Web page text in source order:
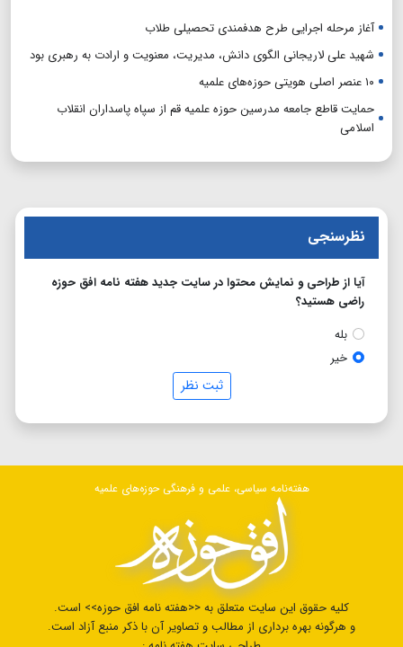
آغاز مرحله اجرایی طرح هدفمندی تحصیلی طلاب
شهید علی لاریجانی الگوی دانش، مدیریت، معنویت و ارادت به رهبری بود
۱۰ عنصر اصلی هویتی حوزه‌های علمیه
حمایت قاطع جامعه مدرسین حوزه علمیه قم از سپاه پاسداران انقلاب
اسلامی
نظرسنجی
آیا از طراحی و نمایش محتوا در سایت جدید هفته نامه افق حوزه
راضی هستید؟
بله
خیر
ثبت نظر
هفته‌نامه سیاسی، علمی و فرهنگی حوزه‌های علمیه
کلیه حقوق این سایت متعلق به <<هفته نامه افق حوزه>> است.
و هرگونه بهره برداری از مطالب و تصاویر آن با ذکر منبع آزاد است.